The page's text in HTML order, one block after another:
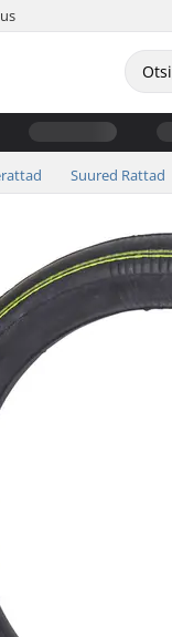
Suured Rattad